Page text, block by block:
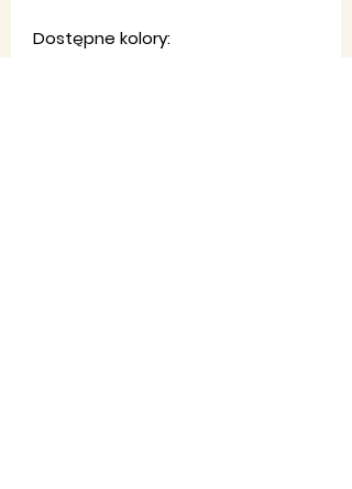
Dostępne kolory: